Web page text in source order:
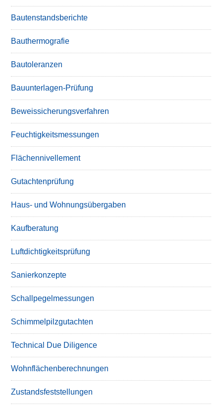
Bautenstandsberichte
Bauthermografie
Bautoleranzen
Bauunterlagen-Prüfung
Beweissicherungsverfahren
Feuchtigkeitsmessungen
Flächennivellement
Gutachtenprüfung
Haus- und Wohnungsübergaben
Kaufberatung
Luftdichtigkeitsprüfung
Sanierkonzepte
Schallpegelmessungen
Schimmelpilzgutachten
Technical Due Diligence
Wohnflächenberechnungen
Zustandsfeststellungen